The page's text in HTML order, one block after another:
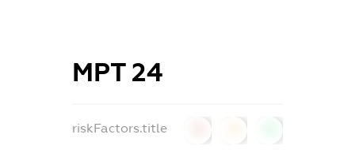
МРТ 24
riskFactors.title